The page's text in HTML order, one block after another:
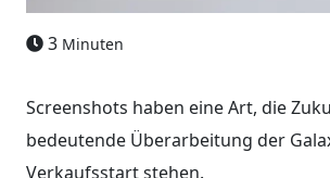
3 Minuten
Screenshots haben eine Art, die
bedeutende Überarbeitung der
Verkaufsstart stehen.